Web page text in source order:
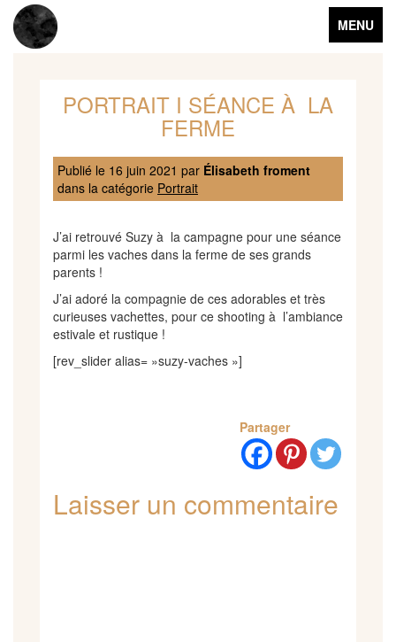
Toggle
navigation
MENU
PORTRAIT I SÉANCE À LA
FERME
Publié le 16 juin 2021 par Élisabeth froment
dans la catégorie Portrait
J’ai retrouvé Suzy à la campagne pour une séance
parmi les vaches dans la ferme de ses grands
parents !
J’ai adoré la compagnie de ces adorables et très
curieuses vachettes, pour ce shooting à l’ambiance
estivale et rustique !
[rev_slider alias= »suzy-vaches »]
Partager
Laisser un commentaire